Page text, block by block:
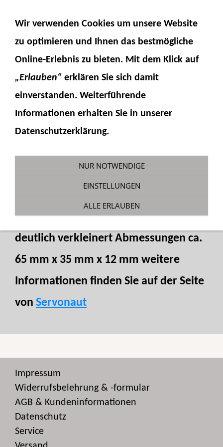
SM7
Nachfolger des bewährten SMX,
deutlich verkleinert Abmessungen ca.
65 mm x 35 mm x 12 mm weitere
Informationen finden Sie auf der Seite
von Servonaut
Impressum
Widerrufsbelehrung & -formular
AGB & Kundeninformationen
Datenschutz
Service
Wir verwenden Cookies um unsere Website
zu optimieren und Ihnen das bestmögliche
Online-Erlebnis zu bieten. Mit dem Klick auf
„Erlauben“ erklären Sie sich damit
einverstanden. Weiterführende
Informationen erhalten Sie in unserer
Datenschutzerklärung.
NUR NOTWENDIGE
EINSTELLUNGEN
ALLE ERLAUBEN